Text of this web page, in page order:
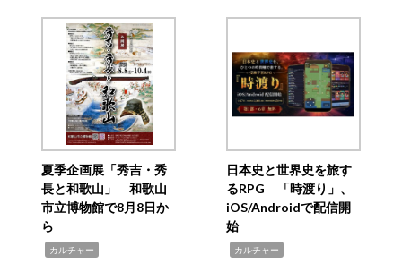
夏季企画展「秀吉・秀
長と和歌山」 和歌山
市立博物館で8月8日か
ら
カルチャー
日本史と世界史を旅す
るRPG 「時渡り」、
iOS/Androidで配信開
始
カルチャー